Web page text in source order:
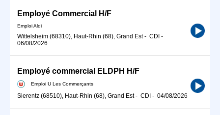
Employé Commercial H/F
Emploi Aldi
Wittelsheim (68310), Haut-Rhin (68), Grand Est- CDI -
06/08/2026
Employé commercial ELDPH H/F
Emploi U Les Commerçants
Sierentz (68510), Haut-Rhin (68), Grand Est- CDI - 04/08/2026